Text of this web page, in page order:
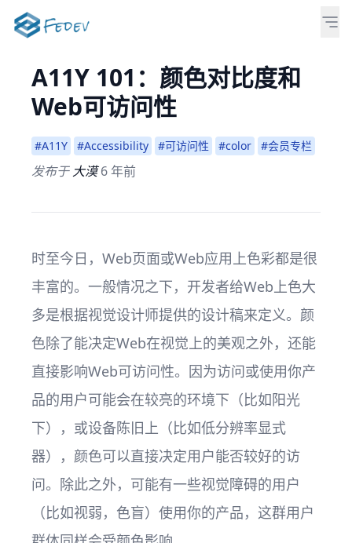
A11Y 101：颜色对比度和
Web可访问性
#A11Y #Accessibility #可访问性 #color #会员专栏
发布于大漠6 年前
时至今日，Web页面或Web应用上色彩都是很
丰富的。一般情况之下，开发者给Web上色大
多是根据视觉设计师提供的设计稿来定义。颜
色除了能决定Web在视觉上的美观之外，还能
直接影响Web可访问性。因为访问或使用你产
品的用户可能会在较亮的环境下（比如阳光
下），或设备陈旧上（比如低分辨率显式
器），颜色可以直接决定用户能否较好的访
问。除此之外，可能有一些视觉障碍的用户
（比如视弱，色盲）使用你的产品，这群用户